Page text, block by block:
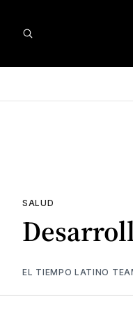
SALUD
EL TIEMPO LATINO